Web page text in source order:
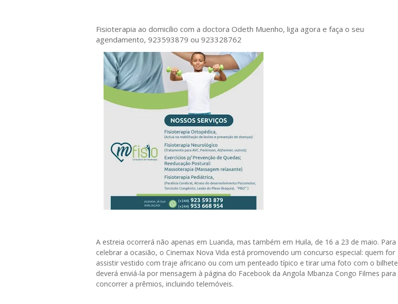
Fisioterapia ao domicílio com a doctora Odeth Muenho, liga agora e faça o seu
agendamento, 923593879 ou 923328762
A estreia ocorrerá não apenas em Luanda, mas também em Huila, de 16 a 23 de maio. Para
celebrar a ocasião, o Cinemax Nova Vida está promovendo um concurso especial: quem for
assistir vestido com traje africano ou com um penteado típico e tirar uma foto com o bilhete
deverá enviá-la por mensagem à página do Facebook da Angola Mbanza Congo Filmes para
concorrer a prêmios, incluindo telemóveis.